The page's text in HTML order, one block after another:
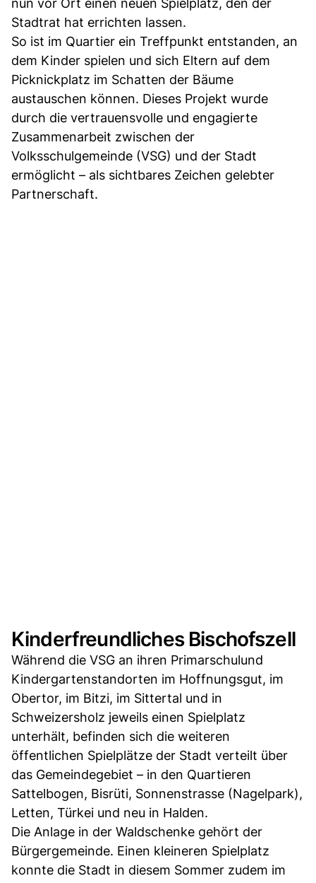
nun vor Ort einen neuen Spielplatz, den der
Stadtrat hat errichten lassen.
So ist im Quartier ein Treffpunkt entstanden, an
dem Kinder spielen und sich Eltern auf dem
Picknickplatz im Schatten der Bäume
austauschen können. Dieses Projekt wurde
durch die vertrauensvolle und engagierte
Zusammenarbeit zwischen der
Volksschulgemeinde (VSG) und der Stadt
ermöglicht – als sichtbares Zeichen gelebter
Partnerschaft.
Kinderfreundliches Bischofszell
Während die VSG an ihren Primarschulund
Kindergartenstandorten im Hoffnungsgut, im
Obertor, im Bitzi, im Sittertal und in
Schweizersholz jeweils einen Spielplatz
unterhält, befinden sich die weiteren
öffentlichen Spielplätze der Stadt verteilt über
das Gemeindegebiet – in den Quartieren
Sattelbogen, Bisrüti, Sonnenstrasse (Nagelpark),
Letten, Türkei und neu in Halden.
Die Anlage in der Waldschenke gehört der
Bürgergemeinde. Einen kleineren Spielplatz
konnte die Stadt in diesem Sommer zudem im